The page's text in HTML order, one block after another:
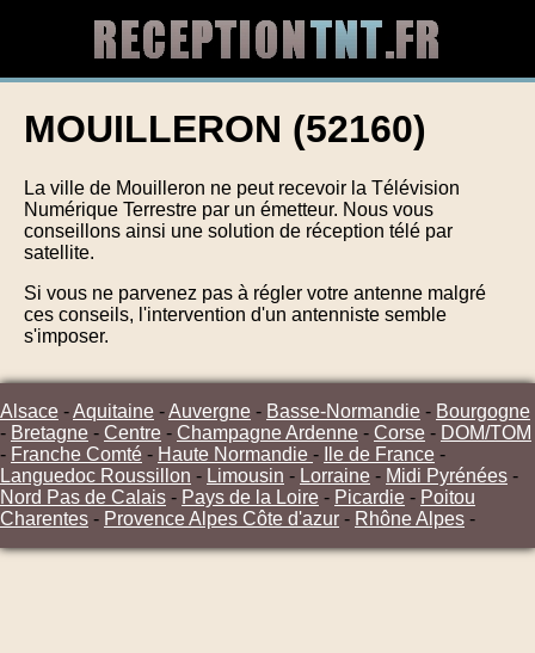
MOUILLERON (52160)
La ville de Mouilleron ne peut recevoir la Télévision
Numérique Terrestre par un émetteur. Nous vous
conseillons ainsi une solution de réception télé par
satellite.
Si vous ne parvenez pas à régler votre antenne malgré
ces conseils, l'intervention d'un antenniste semble
s'imposer.
Alsace -Aquitaine -Auvergne - Basse-Normandie - Bourgogne
- Bretagne - Centre - Champagne Ardenne - Corse - DOM/TOM
- Franche Comté - Haute Normandie - Ile de France -
Languedoc Roussillon - Limousin - Lorraine - Midi Pyrénées -
Nord Pas de Calais - Pays de la Loire - Picardie - Poitou
Charentes - Provence Alpes Côte d'azur - Rhône Alpes -